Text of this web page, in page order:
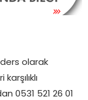
ders olarak
0531 521 26 01